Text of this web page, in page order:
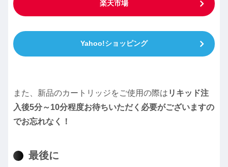
楽天市場
Yahoo!ショッピング
また、新品のカートリッジをご使用の際は リキッド注
入後5分～10分程度お待ちいただく必要がございますの
でお忘れなく！
最後に